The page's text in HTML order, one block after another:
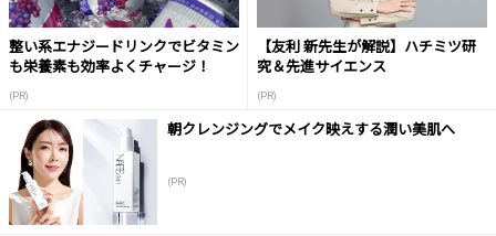
整い系エナジードリンクでビタミン
も栄養素も効率よくチャージ！
(PR)
【友利 新先生が解説】ハチミツ研
究＆先進サイエンス
(PR)
朝クレンジングでメイク映えする潤い美肌へ
(PR)